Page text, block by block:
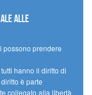
alle
possono prendere
hanno il diritto di
è parte
collegato alla libertà